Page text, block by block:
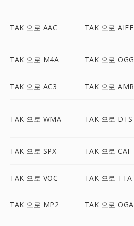
TAK 으로 AAC TAK 으로 AIFF
TAK 으로 M4A TAK 으로 OGG
TAK 으로 AC3 TAK 으로 AMR
TAK 으로 WMA TAK 으로 DTS
TAK 으로 SPX TAK 으로 CAF
TAK 으로 VOC TAK 으로 TTA
TAK 으로 MP2 TAK 으로 OGA